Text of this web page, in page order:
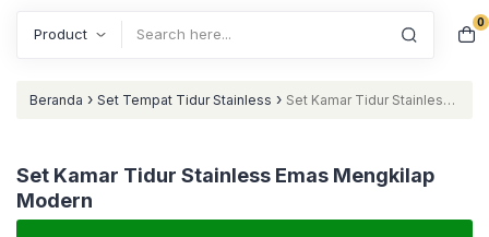
0
Beranda › Set Tempat Tidur Stainless › Set Kamar Tidur Stainless
Set Kamar Tidur Stainless Emas Mengkilap
Modern